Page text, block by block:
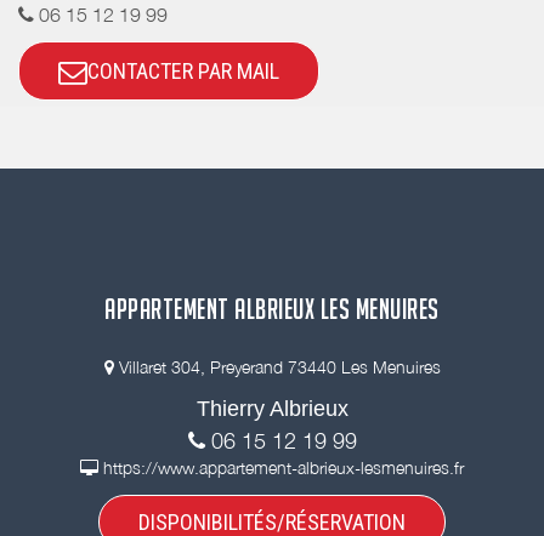
06 15 12 19 99
CONTACTER PAR MAIL
APPARTEMENT ALBRIEUX LES MENUIRES
Villaret 304, Preyerand 73440 Les Menuires
Thierry Albrieux
06 15 12 19 99
https://www.appartement-albrieux-lesmenuires.fr
DISPONIBILITÉS/RÉSERVATION